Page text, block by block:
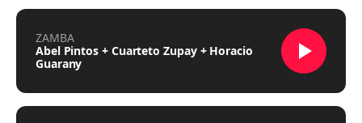
ZAMBA
Abel Pintos + Cuarteto Zupay + Horacio
Guarany